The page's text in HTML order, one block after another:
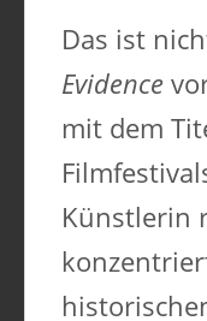
Das ist
Evidence
mit dem
Künstlerin